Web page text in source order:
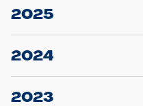
2025
23.12.2025
Projekt S5: Start der
2024
10.12.2024
Großprojekt S5:
2023